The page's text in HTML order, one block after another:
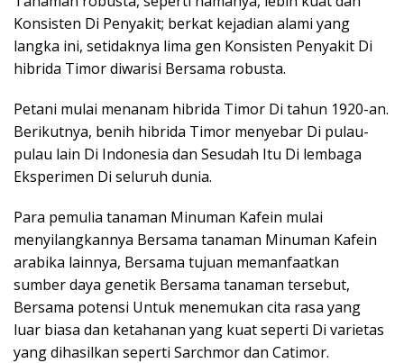
Konsisten Di Penyakit; berkat kejadian alami yang
langka ini, setidaknya lima gen Konsisten Penyakit Di
hibrida Timor diwarisi Bersama robusta.
Petani mulai menanam hibrida Timor Di tahun 1920-an.
Berikutnya, benih hibrida Timor menyebar Di pulau-
pulau lain Di Indonesia dan Sesudah Itu Di lembaga
Eksperimen Di seluruh dunia.
Para pemulia tanaman Minuman Kafein mulai
menyilangkannya Bersama tanaman Minuman Kafein
arabika lainnya, Bersama tujuan memanfaatkan
sumber daya genetik Bersama tanaman tersebut,
Bersama potensi Untuk menemukan cita rasa yang
luar biasa dan ketahanan yang kuat seperti Di varietas
yang dihasilkan seperti Sarchmor dan Catimor.